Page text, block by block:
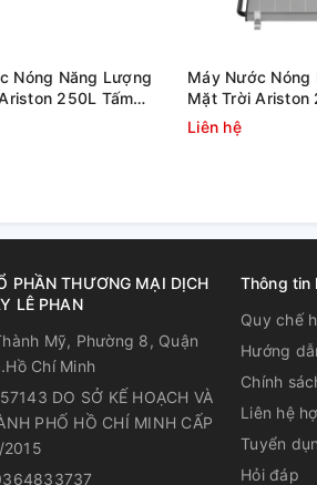
Nóng Năng Lượng
250L Tấm
Thermo DR-2
Máy Nước Nóng
Mặt Trời Ariston
Phẳng Kairos
Liên hệ
PHẦN THƯƠNG MẠI DỊCH
LÊ PHAN
Mỹ, Phường 8, Quận
Chí Minh
DO SỞ KẾ HOẠCH VÀ
PHỐ HỒ CHÍ MINH CẤP
2015
Thông tin
Quy chế
Hướng
Chính
Liên hệ
Tuyển
Hỏi đáp